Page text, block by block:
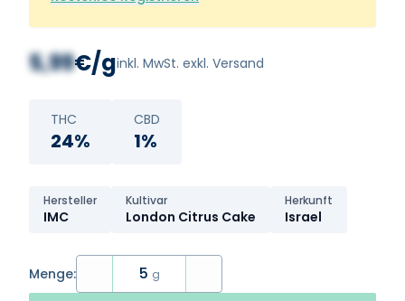
5,99€/ginkl. MwSt. exkl. Versand
THC
24%
CBD
1%
Hersteller
IMC
Kultivar
London Citrus Cake
Herkunft
Israel
Menge: 5 g